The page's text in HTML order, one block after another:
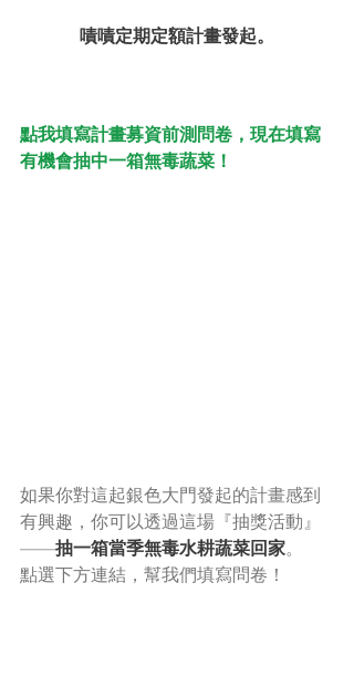
嘖嘖定期定額計畫發起。
點我填寫計畫募資前測問卷，現在填寫
有機會抽中一箱無毒蔬菜！
如果你對這起銀色大門發起的計畫感到
有興趣，你可以透過這場『抽獎活動』
——抽一箱當季無毒水耕蔬菜回家。
點選下方連結，幫我們填寫問卷！